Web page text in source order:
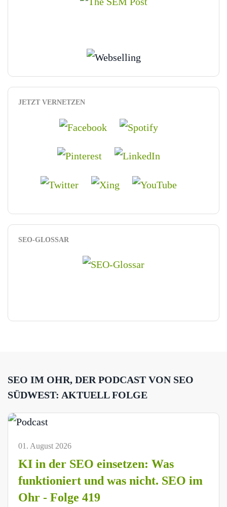
JETZT VERNETZEN
SEO-GLOSSAR
SEO IM OHR, DER PODCAST VON SEO
SÜDWEST: AKTUELL FOLGE
01. August 2026
KI in der SEO einsetzen: Was
funktioniert und was nicht. SEO im
Ohr - Folge 419